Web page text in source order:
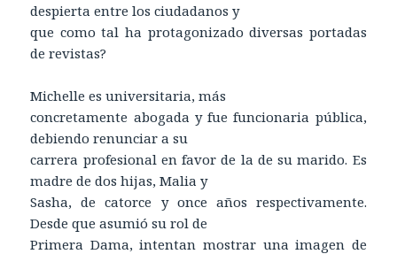
despierta entre los ciudadanos y
que como tal ha protagonizado diversas portadas
de revistas?
Michelle es universitaria, más
concretamente abogada y fue funcionaria pública,
debiendo renunciar a su
carrera profesional en favor de la de su marido. Es
madre de dos hijas, Malia y
Sasha, de catorce y once años respectivamente.
Desde que asumió su rol de
Primera Dama, intentan mostrar una imagen de